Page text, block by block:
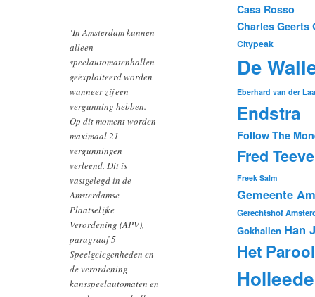
‘In Amsterdam kunnen
alleen
speelautomatenhallen
geëxploiteerd worden
wanneer zij een
vergunning hebben.
Op dit moment worden
maximaal 21
vergunningen
verleend. Dit is
vastgelegd in de
Amsterdamse
Plaatselijke
Verordening (APV),
paragraaf 5
Speelgelegenheden en
de verordening
kansspeelautomaten en
Casa Rosso
Charles Geerts
Citypeak
De
Eberhard van der
Endstra
Follow The
Fred
Freek Salm
Gemeente
Gerechtshof
Gokhallen Han
Het Parool